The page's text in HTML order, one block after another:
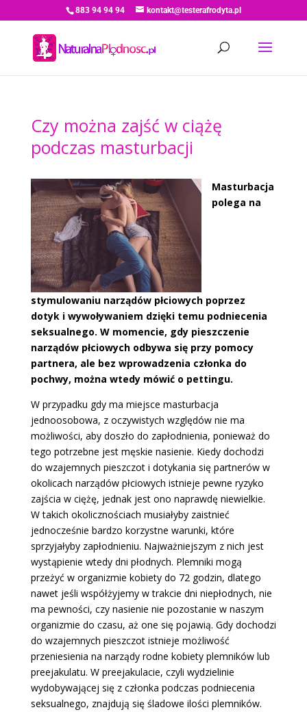
883 94 94 94 kontakt@testerafrodyta.pl
Czy można zajść w ciążę
podczas masturbacji
Masturbacja
polega na
stymulowaniu narządów płciowych poprzez
dotyk i wywoływaniem dzięki temu podniecenia
seksualnego. W momencie, gdy pieszczenie
narządów płciowych odbywa się przy pomocy
partnera, ale bez wprowadzenia członka do
pochwy, można wtedy mówić o pettingu.
W przypadku gdy ma miejsce masturbacja
jednoosobowa, z oczywistych względów nie ma
możliwości, aby doszło do zapłodnienia, ponieważ do
tego potrzebne jest męskie nasienie. Kiedy dochodzi
do wzajemnych pieszczot i dotykania się partnerów w
okolicach narządów płciowych istnieje pewne ryzyko
zajścia w ciężę, jednak jest ono naprawdę niewielkie.
W takich okolicznościach musiałyby zaistnieć
jednocześnie bardzo korzystne warunki, które
sprzyjałyby zapłodnieniu. Najważniejszym z nich jest
wystąpienie wtedy dni płodnych. Plemniki mogą
przeżyć w organizmie kobiety do 72 godzin, dlatego
nawet jeśli współżyjemy w trakcie dni niepłodnych, nie
ma pewności, czy nasienie nie pozostanie w naszym
organizmie do czasu, aż one się pojawią. Gdy dochodzi
do wzajemnych pieszczot istnieje możliwość
przeniesienia na narządy rodne kobiety plemników lub
preejakulatu. W preejakulacie, czyli wydzielinie
wydobywającej się z członka podczas podniecenia
seksualnego, znajdują się śladowe ilości plemników.